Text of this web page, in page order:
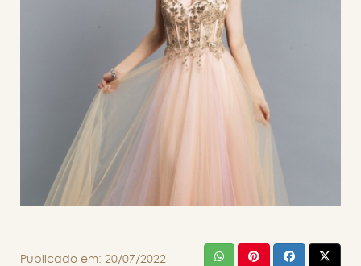
Publicado em: 20/07/2022